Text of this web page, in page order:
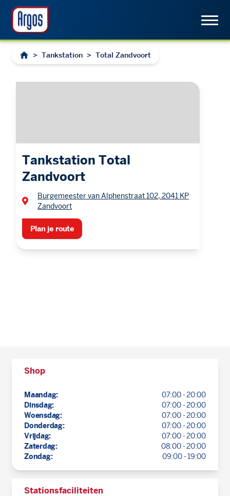
> Tankstation > Total Zandvoort
Tankstation Total
Zandvoort
Burgemeester van Alphenstraat 102, 2041 KP
Zandvoort
Plan je route
Shop
Maandag:
07:00 - 20:00
Dinsdag:
07:00 - 20:00
Woensdag:
07:00 - 20:00
Donderdag:
07:00 - 20:00
Vrijdag:
07:00 - 20:00
Zaterdag:
08:00 - 20:00
Zondag:
09:00 - 19:00
Stationsfaciliteiten